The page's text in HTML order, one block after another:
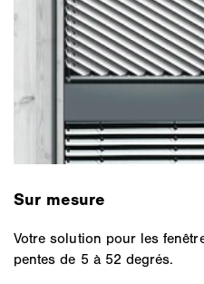
Sur mesure
Votre solution pour les
pentes de 5 à 52 degrés.